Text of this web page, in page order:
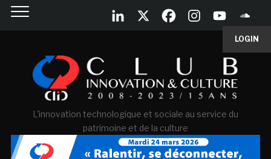
LOGIN
L'innovation technologique et sociale au service du
patrimoine et de la culture